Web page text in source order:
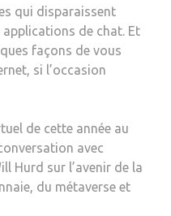
qui disparaissent
de chat. Et
façons de vous
si l’occasion
de cette année au
avec
Hurd sur l’avenir de la
du métaverse et